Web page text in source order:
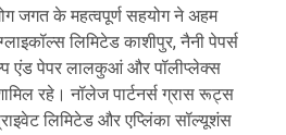
जगत के महत्वपूर्ण सहयोग ने अहम
लिमिटेड काशीपुर, नैनी पेपर्स
एंड पेपर लालकुआं और पॉलीप्लेक्स
रहे। नॉलेज पार्टनर्स ग्रास रूट्स
लिमिटेड और एप्लिंका सॉल्यूशंस